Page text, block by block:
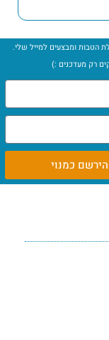
הטבות ומבצעים למייל שלי.
רק מעדכנים :)
הירשם כמנוי